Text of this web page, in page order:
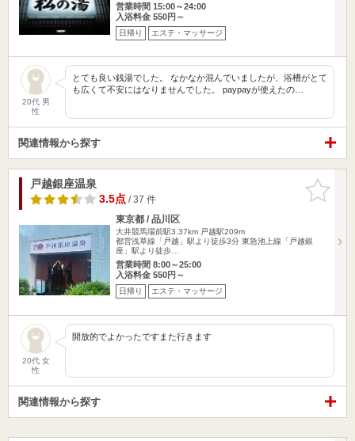
営業時間 15:00～24:00
入浴料金 550円～
日帰り エステ・マッサージ
20代 男
性
とても良い銭湯でした。 なかなか混んでいましたが、浴槽がとて
も広くて不安にはなりませんでした。 paypayが使えたの…
関連情報から探す
お気に入
りに追加
戸越銀座温泉
3.5点/ 37 件
東京都 / 品川区
大井競馬場前駅3.37km 戸越駅209m
都営浅草線「戸越」駅より徒歩3分 東急池上線「戸越銀
座」駅より徒歩…
営業時間 8:00～25:00
入浴料金 550円～
日帰り エステ・マッサージ
20代 女
性
開放的でよかったですまた行きます
関連情報から探す